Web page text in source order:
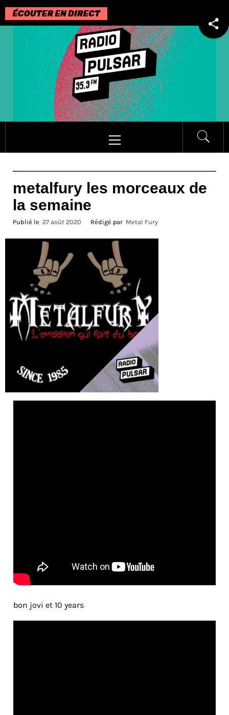
Passer
au
contenu
principal
metalfury les morceaux de
la semaine
Publié le 27 août 2020 Rédigé par Metal Fury
bon jovi et 10 years